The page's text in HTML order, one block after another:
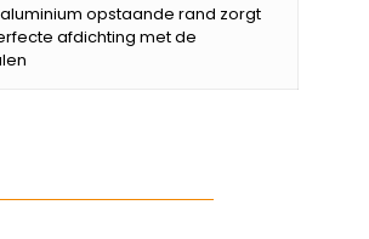
opstaande rand zorgt
afdichting met de